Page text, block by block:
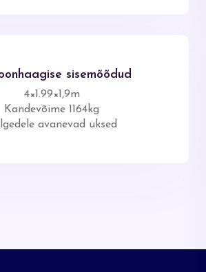
sisemõõdud
4×1.99×1,9m
Kandevõime 1164kg
avanevad uksed